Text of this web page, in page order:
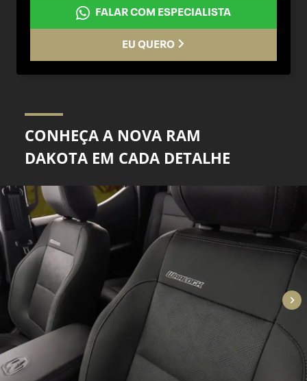
FALAR COM ESPECIALISTA
EU QUERO
CONHEÇA A NOVA RAM
DAKOTA EM CADA DETALHE